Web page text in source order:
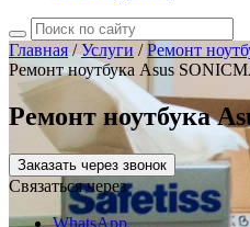
Главная/Услуги /Ремонт
Ремонт ноутбука Asus
Ремонт ноутбука
Заказать через звонок
Связаться через
WhatsApp